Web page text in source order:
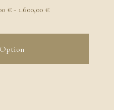
€- 1.600,00 €